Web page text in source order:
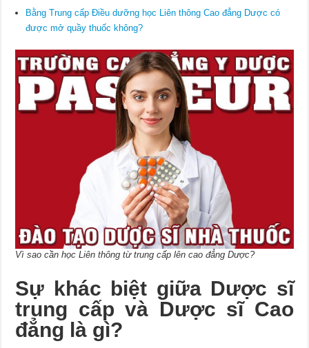
Bằng Trung cấp Điều dưỡng học Liên thông Cao đẳng Dược có
được mở quầy thuốc không?
Vì sao cần học Liên thông từ trung cấp lên cao đẳng Dược?
Sự khác biệt giữa Dược sĩ
trung cấp và Dược sĩ Cao
đẳng là gì?